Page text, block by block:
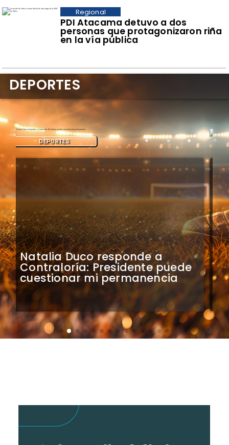
PDI Atacama detuvo a dos
personas que protagonizaron riña
en la vía pública
Regional
Colo Colo confirma artistas
para bienvenida a Vozinha en
el Monumental
DEPORTES
DEPORTES